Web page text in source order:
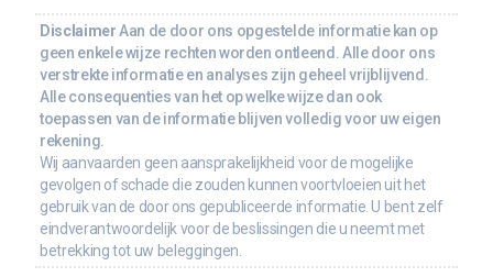
Disclaimer Aan de door ons opgestelde informatie kan op
geen enkele wijze rechten worden ontleend. Alle door ons
verstrekte informatie en analyses zijn geheel vrijblijvend.
Alle consequenties van het op welke wijze dan ook
toepassen van de informatie blijven volledig voor uw eigen
rekening.
Wij aanvaarden geen aansprakelijkheid voor de mogelijke
gevolgen of schade die zouden kunnen voortvloeien uit het
gebruik van de door ons gepubliceerde informatie. U bent zelf
eindverantwoordelijk voor de beslissingen die u neemt met
betrekking tot uw beleggingen.